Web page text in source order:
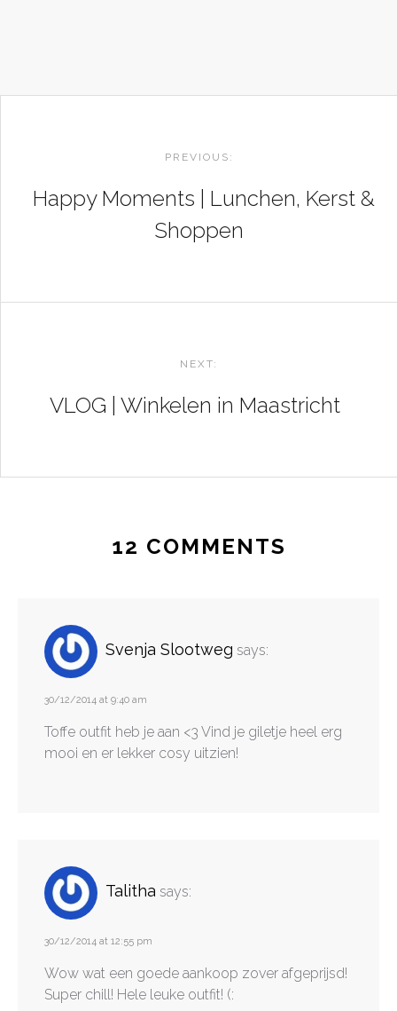
NAVIGATION
PREVIOUS:
Happy Moments | Lunchen, Kerst &
Shoppen
NEXT:
VLOG | Winkelen in Maastricht
12 COMMENTS
Svenja Slootweg says:
30/12/2014 at 9:40 am
Toffe outfit heb je aan <3 Vind je giletje heel erg
mooi en er lekker cosy uitzien!
Talitha says:
30/12/2014 at 12:55 pm
Wow wat een goede aankoop zover afgeprijsd!
Super chill! Hele leuke outfit! (: